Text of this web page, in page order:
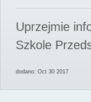
Uprzejmie
Szkole
dodano: Oct 30 2017